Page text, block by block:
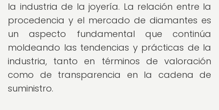
la industria de la joyería. La relación entre la
procedencia y el mercado de diamantes es
un aspecto fundamental que continúa
moldeando las tendencias y prácticas de la
industria, tanto en términos de valoración
como de transparencia en la cadena de
suministro.